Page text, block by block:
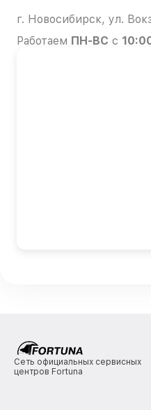
г. Новосибирск, ул.
Работаем ПН-ВС с
Сеть официальных сервисных
центров Fortuna